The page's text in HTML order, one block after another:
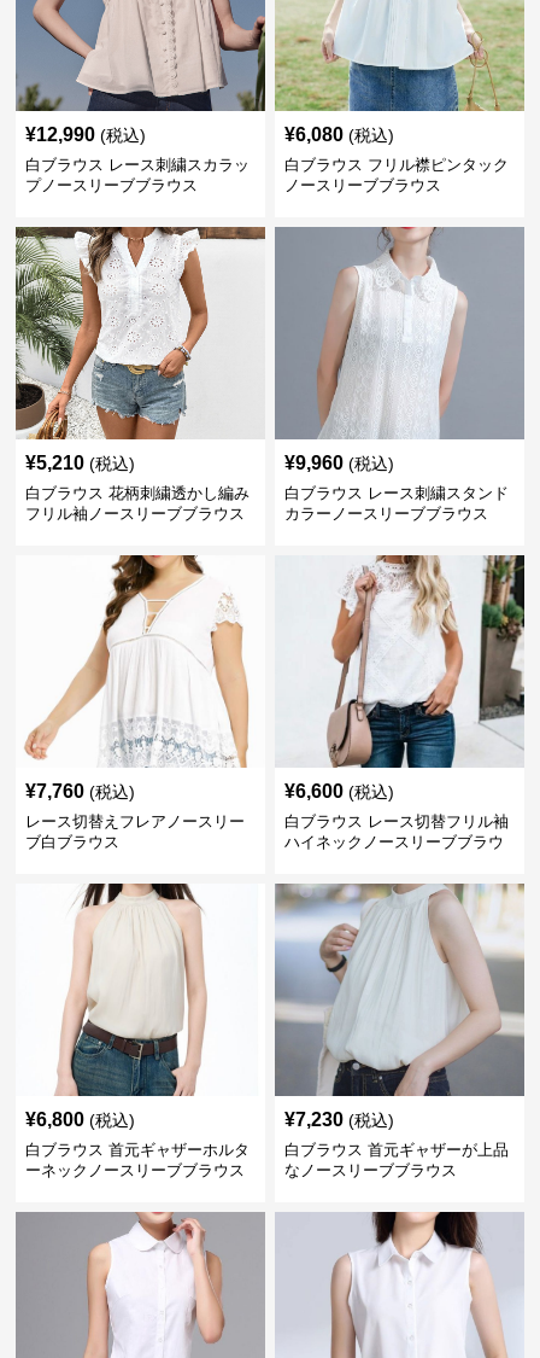
¥12,990 (税込)
白ブラウス レース刺繍スカラッ
プノースリーブブラウス
¥6,080 (税込)
白ブラウス フリル襟ピンタック
ノースリーブブラウス
¥5,210 (税込)
白ブラウス 花柄刺繍透かし編み
フリル袖ノースリーブブラウス
¥9,960 (税込)
白ブラウス レース刺繍スタンド
カラーノースリーブブラウス
¥7,760 (税込)
レース切替えフレアノースリー
ブ白ブラウス
¥6,600 (税込)
白ブラウス レース切替フリル袖
ハイネックノースリーブブラウ
¥6,800 (税込)
白ブラウス 首元ギャザーホルタ
ーネックノースリーブブラウス
¥7,230 (税込)
白ブラウス 首元ギャザーが上品
なノースリーブブラウス